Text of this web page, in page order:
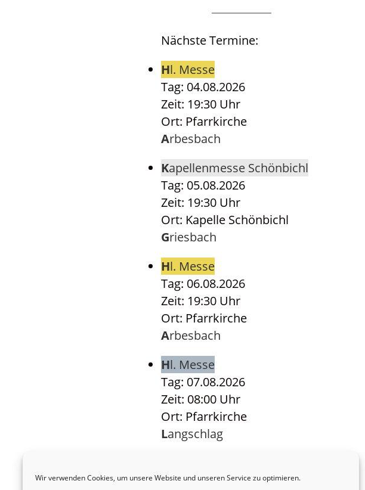
Wir verwenden Cookies, um unsere Website und unseren Service zu optimieren.
Nächste Termine:
Hl. Messe
Tag: 04.08.2026
Zeit: 19:30 Uhr
Ort: Pfarrkirche
Arbesbach
Kapellenmesse Schönbichl
Tag: 05.08.2026
Zeit: 19:30 Uhr
Ort: Kapelle Schönbichl
Griesbach
Hl. Messe
Tag: 06.08.2026
Zeit: 19:30 Uhr
Ort: Pfarrkirche
Arbesbach
Hl. Messe
Tag: 07.08.2026
Zeit: 08:00 Uhr
Ort: Pfarrkirche
Langschlag
Tag: 07.08.2026